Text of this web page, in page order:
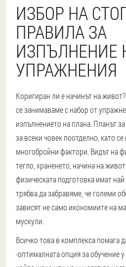
ИЗБОР НА
ПРАВИЛА ЗА
ИЗПЪЛНЕНИЕ
УПРАЖНЕНИЯ
Коригиран ли е начинът на
се занимаваме с набор от
изпълнението на плана. Планът
за всеки човек поотделно, като
многобройни фактори. Видът на
тегло, храненето, начина на
физическата подготовка имат
трябва да забравяме, че големи
зависят не само икономиите на
мускули.
Всичко това в комплекса помага
-оптималната опция за обучение